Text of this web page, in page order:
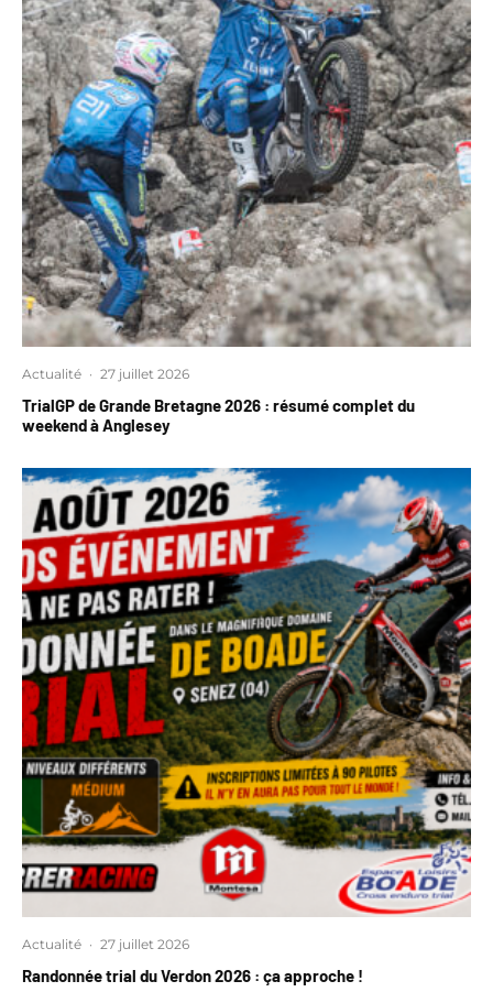
Actualité · 27 juillet 2026
TrialGP de Grande Bretagne 2026 : résumé complet du
weekend à Anglesey
Actualité · 27 juillet 2026
Randonnée trial du Verdon 2026 : ça approche !